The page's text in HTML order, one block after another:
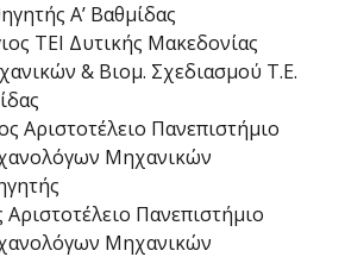
Α’ Βαθμίδας
ΤΕΙ Δυτικής Μακεδονίας
& Βιομ. Σχεδιασμού Τ.Ε.
Αριστοτέλειο Πανεπιστήμιο
Μηχανικών
Πανεπιστήμιο
Μηχανικών